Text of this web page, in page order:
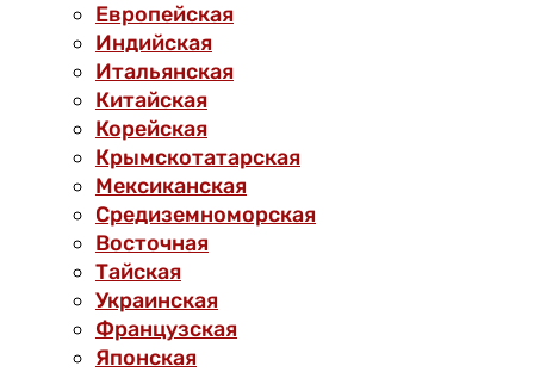
Европейская
Индийская
Итальянская
Китайская
Корейская
Крымскотатарская
Мексиканская
Средиземноморская
Восточная
Тайская
Украинская
Французская
Японская